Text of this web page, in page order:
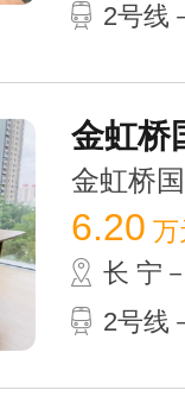
2号线
金虹桥
金虹桥
6.20 万
长 宁
2号线